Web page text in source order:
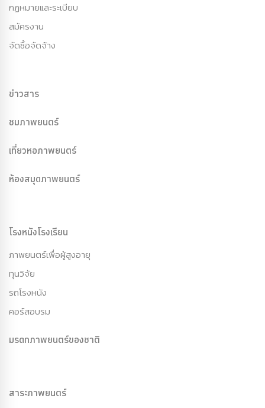
กฏหมายและระเบียบ
สมัครงาน
จัดซื้อจัดจ้าง
ข่าวสาร
ชมภาพยนตร์
เที่ยวหอภาพยนตร์
ห้องสมุดภาพยนตร์
โรงหนังโรงเรียน
ภาพยนตร์เพื่อผู้สูงอายุ
ทุนวิจัย
รถโรงหนัง
คอร์สอบรม
มรดกภาพยนตร์ของชาติ
สาระภาพยนตร์